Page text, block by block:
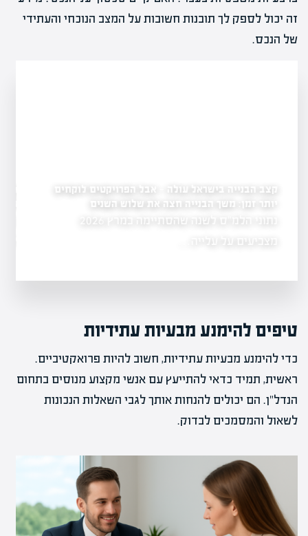
זה יכול לספק לך תובנות חשובות על המצב הנוכחי והעתידי
של הנכס.
לוקחים
השנים
פריצת דרך לשוק השכירות: הוועדה לקרנות הריט
ממליצה להסיר חסמים ולהקל על יזמים
הוועדה הבין-משרדית שפעלה מטעם רשות המסים,
אגף התקציבים ורשות…
טיפים להימנע מבעיות עתידיות
כדי להימנע מבעיות עתידיות, חשוב להיות פרואקטיביים.
ראשית, תמיד כדאי להתייעץ עם אנשי מקצוע מנוסים בתחום
הנדל"ן. הם יכולים להנחות אותך לגבי השאלות הנכונות
לשאול והמסמכים לבדוק.